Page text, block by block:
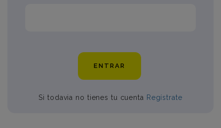
ENTRAR
Si todavia no tienes tu cuenta Regístrate